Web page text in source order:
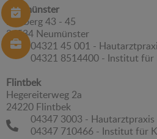
Neumünster
Kuhberg 43 - 45
24534 Neumünster
04321 45 001 -
04321 8514400 - Institut für
Flintbek
Hegereiterweg 2a
24220 Flintbek
04347 3003 - Hautarztpraxis
04347 710466 - Institut für